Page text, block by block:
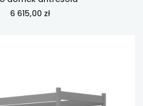
Cena
6 615,00 zł